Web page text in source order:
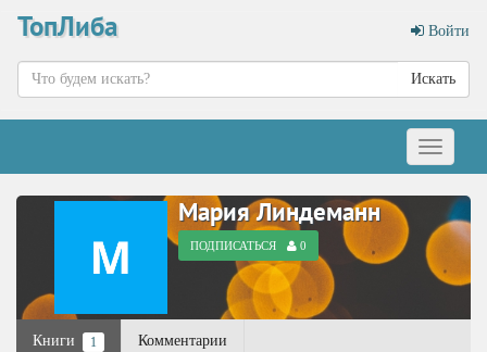
ТопЛиба Войти
Искать
Меню
Мария Линдеманн
ПОДПИСАТЬСЯ 0
Книги 1 Комментарии